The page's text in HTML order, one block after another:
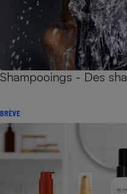
Shampooings - Des
BRÈVE